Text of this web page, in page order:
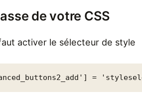
de votre CSS
activer le sélecteur de style
=